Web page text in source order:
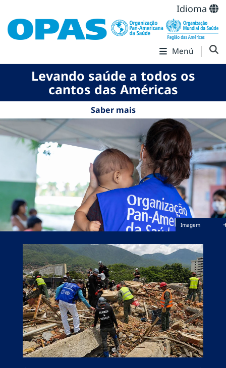
Idioma
Menú
Levando saúde a todos os
cantos das Américas
Saber mais
Imagem